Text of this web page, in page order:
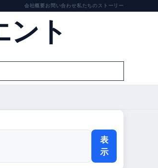
会社概要お問い合わせ私たちのストーリー
ト
表
示